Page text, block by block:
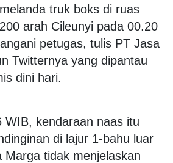
truk boks di ruas
arah Cileunyi pada 00.20
petugas, tulis PT Jasa
Twitternya yang dipantau
dini hari.
WIB, kendaraan naas itu
di lajur 1-bahu luar
Marga tidak menjelaskan